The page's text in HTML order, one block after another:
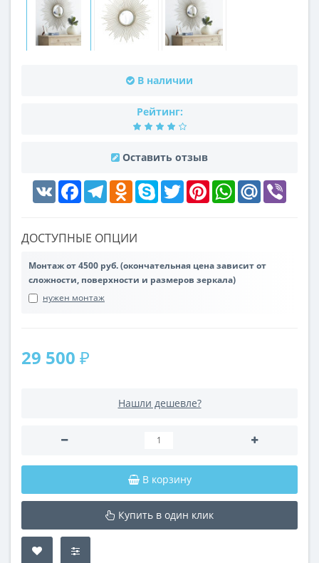
В наличии
Рейтинг:
Оставить отзыв
VK FacebookTelegramOdnoklassniki
Skype Twitter PinterestWhatsAppMail.Ru
ДОСТУПНЫЕ ОПЦИИ
Монтаж от 4500 руб. (окончательная цена зависит от
сложности, поверхности и размеров зеркала)
нужен монтаж
29 500 ₽
Нашли дешевле?
В корзину
Купить в один клик